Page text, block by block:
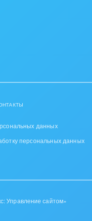
данных
персональных данных
Управление сайтом»